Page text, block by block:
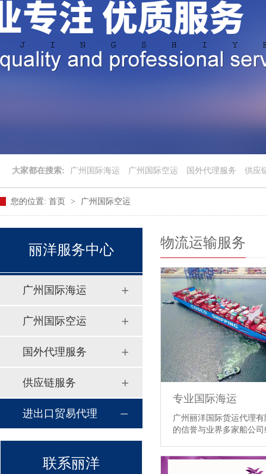
大家都在搜索: 广州国际海运 广州国际空运 国外代理服务 供应
您的位置: 首页 > 广州国际空运
丽洋服务中心
广州国际海运
广州国际空运
国外代理服务
供应链服务
进出口贸易代理
联系丽洋
物流运输服务
专业国际海运
广州丽洋国际货运代理
的信誉与业界多家船公
价以充分掌握经济优势
客户可以利用我们全球